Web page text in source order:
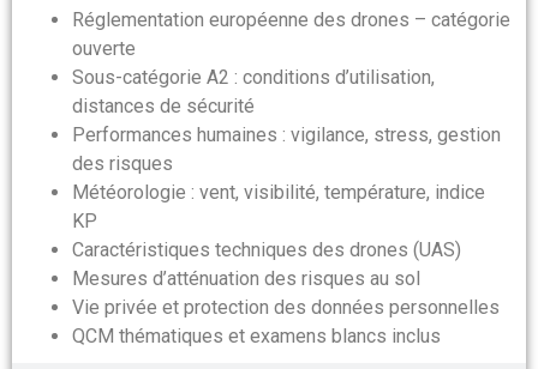
Réglementation européenne des drones – catégorie
ouverte
Sous-catégorie A2 : conditions d’utilisation,
distances de sécurité
Performances humaines : vigilance, stress, gestion
des risques
Météorologie : vent, visibilité, température, indice
KP
Caractéristiques techniques des drones (UAS)
Mesures d’atténuation des risques au sol
Vie privée et protection des données personnelles
QCM thématiques et examens blancs inclus